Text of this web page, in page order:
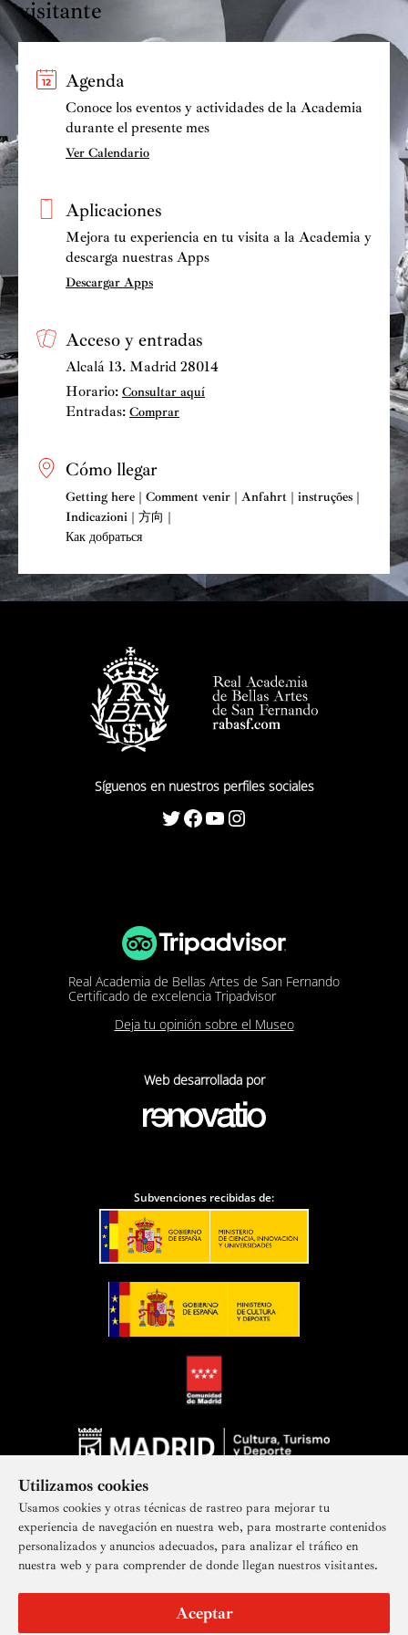
Utilizamos cookies
Usamos cookies y otras técnicas de rastreo para mejorar tu
experiencia de navegación en nuestra web, para mostrarte contenidos
personalizados y anuncios adecuados, para analizar el tráfico en
nuestra web y para comprender de donde llegan nuestros visitantes.
Aceptar
visitante
Agenda
Conoce los eventos y actividades de la Academia
durante el presente mes
Ver Calendario
Aplicaciones
Mejora tu experiencia en tu visita a la Academia y
descarga nuestras Apps
Descargar Apps
Acceso y entradas
Alcalá 13. Madrid 28014
Horario: Consultar aquí
Entradas: Comprar
Cómo llegar
Getting here | Comment venir | Anfahrt | instruções |
Indicazioni | 方向 |
Как добраться
Síguenos en nuestros perfiles sociales
Twitter Facebook YouTube Instagram
Real Academia de Bellas Artes de San Fernando
Certificado de excelencia Tripadvisor
Deja tu opinión sobre el Museo
Web desarrollada por
Subvenciones recibidas de:
Suscríbete a nuestra newsletter